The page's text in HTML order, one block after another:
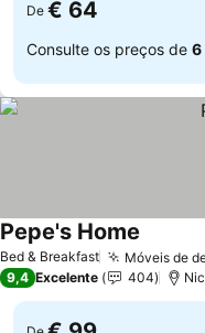
De € 64
Consulte os preços de 6
Bed & Breakfast Móveis de
Pepe's Home
9,4 Excelente 404